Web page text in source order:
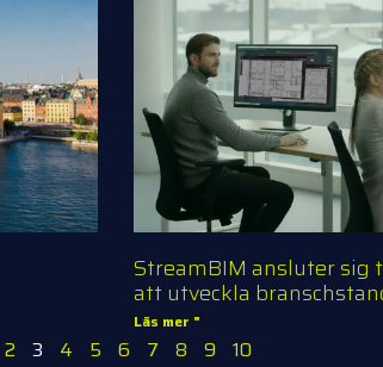
StreamBIM ansluter sig
att utveckla
Läs mer "
2 3 4 5 6 7 8 9 10